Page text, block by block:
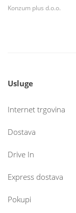
Konzum plus d.o.o.
Usluge
Internet trgovina
Dostava
Drive In
Express dostava
Pokupi